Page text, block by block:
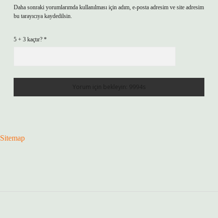
Daha sonraki yorumlarımda kullanılması için adım, e-posta adresim ve site adresim
bu tarayıcıya kaydedilsin.
5 + 3 kaçtır? *
Sitemap